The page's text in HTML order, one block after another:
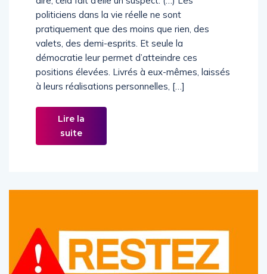
politiciens dans la vie réelle ne sont
pratiquement que des moins que rien, des
valets, des demi-esprits. Et seule la
démocratie leur permet d’atteindre ces
positions élevées. Livrés à eux-mêmes, laissés
à leurs réalisations personnelles, […]
Lire la
suite